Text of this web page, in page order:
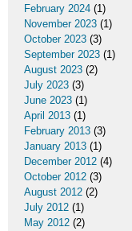
February 2024 (1)
November 2023 (1)
October 2023 (3)
September 2023 (1)
August 2023 (2)
July 2023 (3)
June 2023 (1)
April 2013 (1)
February 2013 (3)
January 2013 (1)
December 2012 (4)
October 2012 (3)
August 2012 (2)
July 2012 (1)
May 2012 (2)